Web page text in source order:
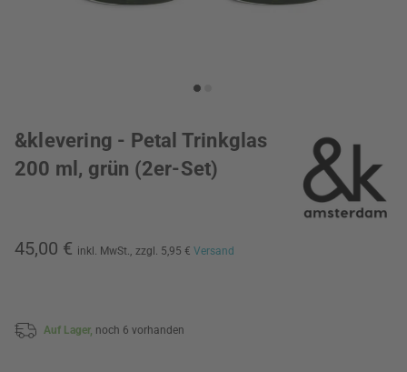
&klevering - Petal Trinkglas
200 ml, grün (2er-Set)
45,00 € inkl. MwSt., zzgl. 5,95 € Versand
Auf Lager, noch 6 vorhanden